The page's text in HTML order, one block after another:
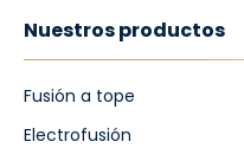
Nuestros productos
Fusión a tope
Electrofusión